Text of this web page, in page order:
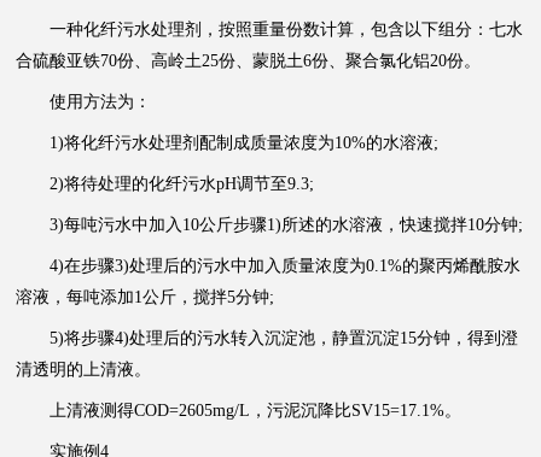
一种化纤污水处理剂，按照重量份数计算，包含以下组分：七水
合硫酸亚铁70份、高岭土25份、蒙脱土6份、聚合氯化铝20份。
使用方法为：
1)将化纤污水处理剂配制成质量浓度为10%的水溶液;
2)将待处理的化纤污水pH调节至9.3;
3)每吨污水中加入10公斤步骤1)所述的水溶液，快速搅拌10分钟;
4)在步骤3)处理后的污水中加入质量浓度为0.1%的聚丙烯酰胺水
溶液，每吨添加1公斤，搅拌5分钟;
5)将步骤4)处理后的污水转入沉淀池，静置沉淀15分钟，得到澄
清透明的上清液。
上清液测得COD=2605mg/L，污泥沉降比SV15=17.1%。
实施例4